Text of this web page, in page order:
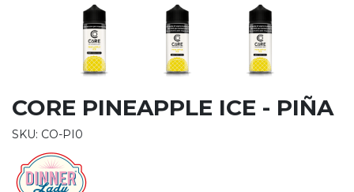
CORE PINEAPPLE ICE - PIÑA
SKU: CO-PI0